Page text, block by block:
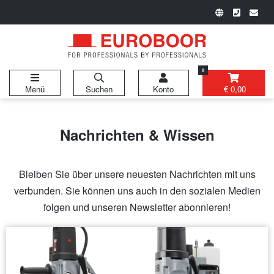
Menü Suchen Konto
0
€ 0,00
Nachrichten & Wissen
Bleiben Sie über unsere neuesten Nachrichten mit uns
verbunden. Sie können uns auch in den sozialen Medien
folgen und unseren Newsletter abonnieren!